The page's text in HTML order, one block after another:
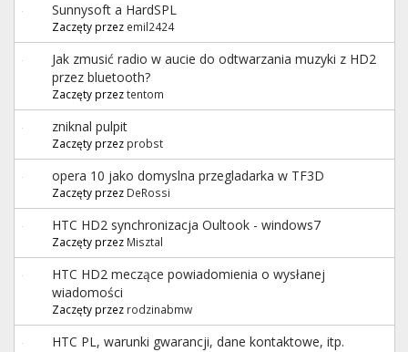
Sunnysoft a HardSPL
Zaczęty przez emil2424
Jak zmusić radio w aucie do odtwarzania muzyki z HD2
przez bluetooth?
Zaczęty przeztentom
zniknal pulpit
Zaczęty przez probst
opera 10 jako domyslna przegladarka w TF3D
Zaczęty przez DeRossi
HTC HD2 synchronizacja Oultook - windows7
Zaczęty przez Misztal
HTC HD2 meczące powiadomienia o wysłanej
wiadomości
Zaczęty przez rodzinabmw
HTC PL, warunki gwarancji, dane kontaktowe, itp.